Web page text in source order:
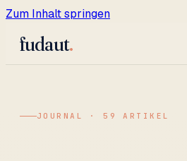
Zum Inhalt springen
fudaut.
JOURNAL · 59 ARTIKEL